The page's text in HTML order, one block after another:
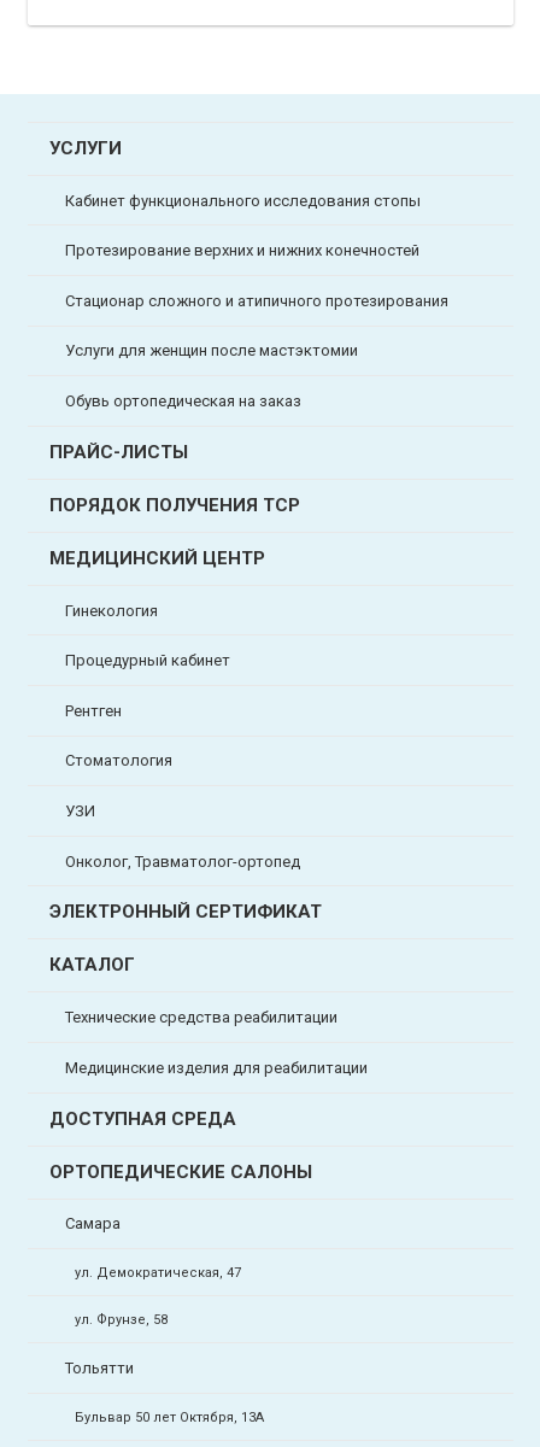
УСЛУГИ
Кабинет функционального исследования стопы
Протезирование верхних и нижних конечностей
Стационар сложного и атипичного протезирования
Услуги для женщин после мастэктомии
Обувь ортопедическая на заказ
ПРАЙС-ЛИСТЫ
ПОРЯДОК ПОЛУЧЕНИЯ ТСР
МЕДИЦИНСКИЙ ЦЕНТР
Гинекология
Процедурный кабинет
Рентген
Стоматология
УЗИ
Онколог, Травматолог-ортопед
ЭЛЕКТРОННЫЙ СЕРТИФИКАТ
КАТАЛОГ
Технические средства реабилитации
Медицинские изделия для реабилитации
ДОСТУПНАЯ СРЕДА
ОРТОПЕДИЧЕСКИЕ САЛОНЫ
Самара
ул. Демократическая, 47
ул. Фрунзе, 58
Тольятти
Бульвар 50 лет Октября, 13А